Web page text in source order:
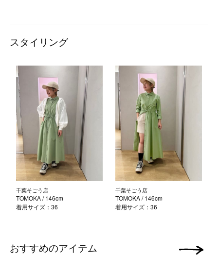
スタイリング
千葉そごう店
TOMOKA/ 146cm
着用サイズ：36
千葉そごう店
TOMOKA/ 146cm
着用サイズ：36
おすすめのアイテム 次の画像